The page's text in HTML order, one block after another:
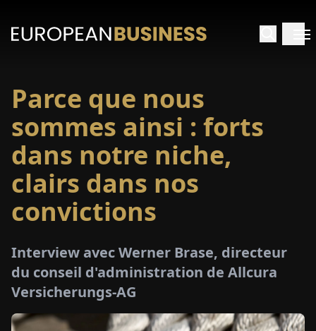
Parce que nous
sommes ainsi : forts
dans notre niche,
clairs dans nos
convictions
Interview avec Werner Brase, directeur
du conseil d'administration de Allcura
Versicherungs-AG